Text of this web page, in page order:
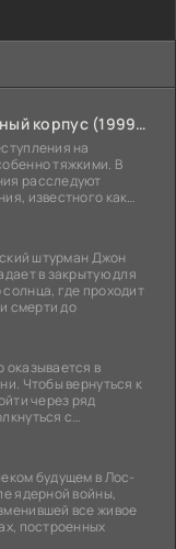
Закон и порядок. Специальный корпус (1999-2026)
на
тяжкими. В
расследуют
известного как
штурман Джон
в закрытую для
где проходит
смерти до
в
Чтобы вернуться к
через ряд
с
будущем в Лос-
ядерной войны,
все живое
построенных